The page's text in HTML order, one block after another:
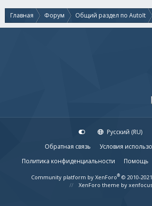
Главная Форум Общий раздел по AutoIt
Русский (RU)
Обратная связь
Условия
Политика конфиденциальности
Помощь
Community platform by XenForo® © 2010-
XenForo theme by xenfocus